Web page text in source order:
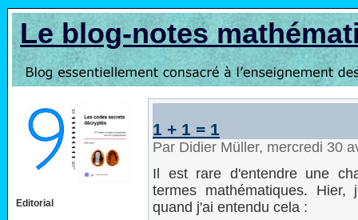
Le blog-notes
Editorial
1 + 1 = 1
Par Didier Müller, mercredi 30
Il est rare d'entendre une
termes mathématiques.
quand j'ai entendu cela :